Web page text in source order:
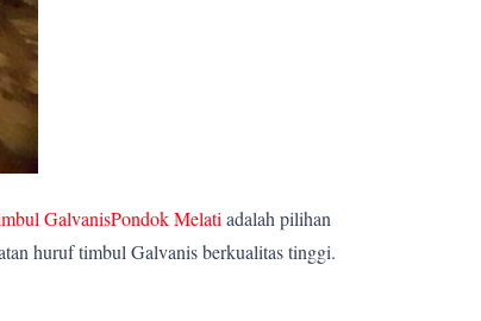
GalvanisPondok Melati adalah pilihan
huruf timbul Galvanis berkualitas tinggi.